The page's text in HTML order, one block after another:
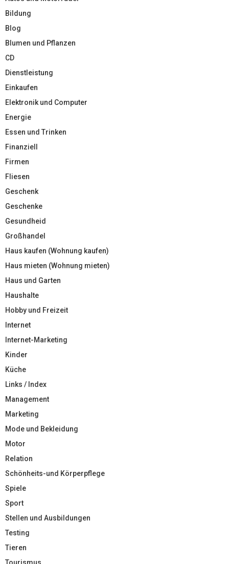
Bildung
Blog
Blumen und Pflanzen
CD
Dienstleistung
Einkaufen
Elektronik und Computer
Energie
Essen und Trinken
Finanziell
Firmen
Fliesen
Geschenk
Geschenke
Gesundheid
Großhandel
Haus kaufen (Wohnung kaufen)
Haus mieten (Wohnung mieten)
Haus und Garten
Haushalte
Hobby und Freizeit
Internet
Internet-Marketing
Kinder
Küche
Links / Index
Management
Marketing
Mode und Bekleidung
Motor
Relation
Schönheits-und Körperpflege
Spiele
Sport
Stellen und Ausbildungen
Testing
Tieren
Tourismus